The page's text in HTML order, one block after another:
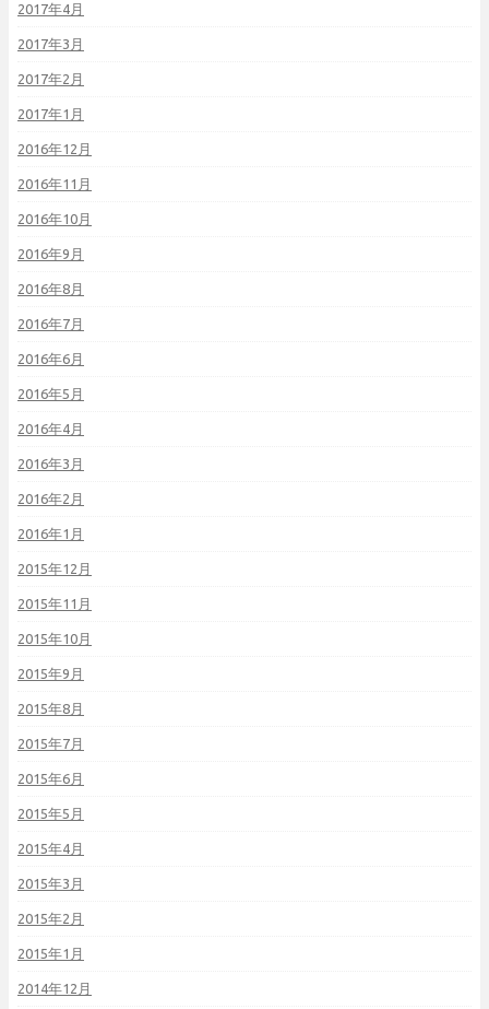
2017年4月
2017年3月
2017年2月
2017年1月
2016年12月
2016年11月
2016年10月
2016年9月
2016年8月
2016年7月
2016年6月
2016年5月
2016年4月
2016年3月
2016年2月
2016年1月
2015年12月
2015年11月
2015年10月
2015年9月
2015年8月
2015年7月
2015年6月
2015年5月
2015年4月
2015年3月
2015年2月
2015年1月
2014年12月